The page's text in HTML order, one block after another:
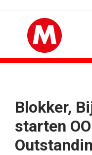
Blokker,
starten